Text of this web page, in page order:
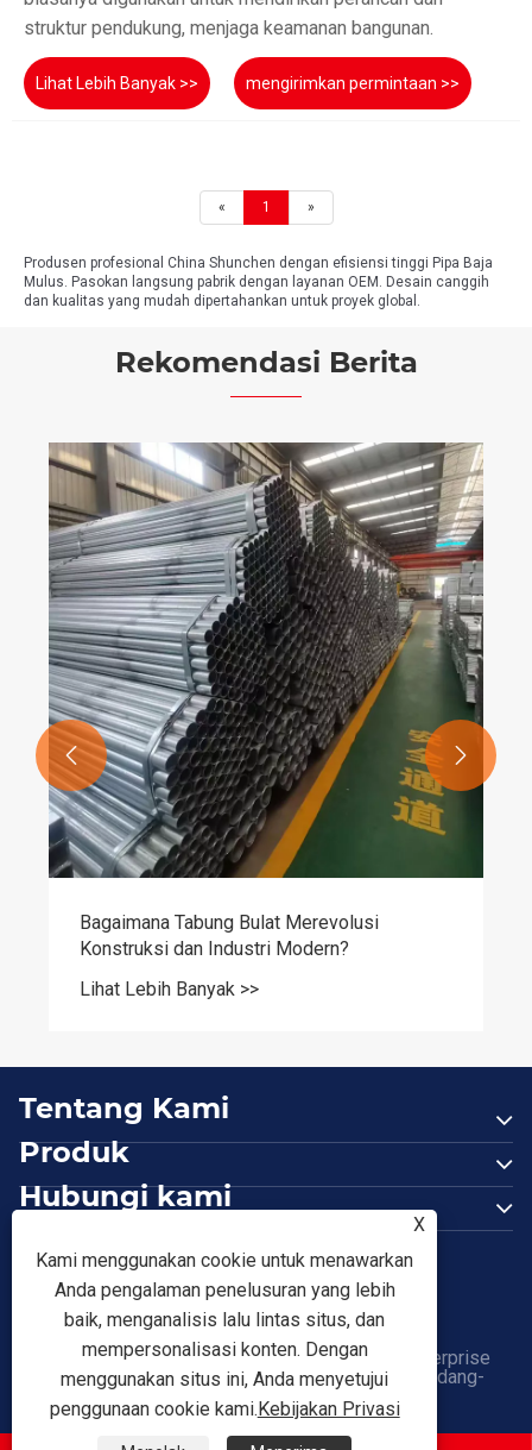
struktur pendukung, menjaga keamanan bangunan.
Lihat Lebih Banyak >> mengirimkan permintaan >>
« 1 »
Produsen profesional China Shunchen dengan efisiensi tinggi Pipa Baja
Mulus. Pasokan langsung pabrik dengan layanan OEM. Desain canggih
dan kualitas yang mudah dipertahankan untuk proyek global.
Rekomendasi Berita
Bulat Merevolusi
Modern?
Terlibat secara
tahun, beragam
babak baru
Lihat Lebih Banyak >>
 
Tentang Kami
Produk
Hubungi kami
Hak Cipta © 2026 Tianjin Shunchen Hongye Enterprise
Management Co., Ltd. Semua Hak Dilindungi Undang-
undang.
Links Sitemap | RSS | XML
Kebijakan Privasi
X
Kami menggunakan cookie untuk menawarkan
Anda pengalaman penelusuran yang lebih
baik, menganalisis lalu lintas situs, dan
mempersonalisasi konten. Dengan
menggunakan situs ini, Anda menyetujui
penggunaan cookie kami.Kebijakan Privasi